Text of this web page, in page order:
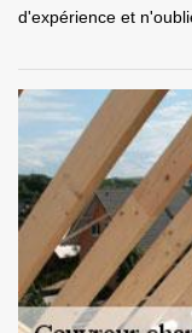
d'expérience et